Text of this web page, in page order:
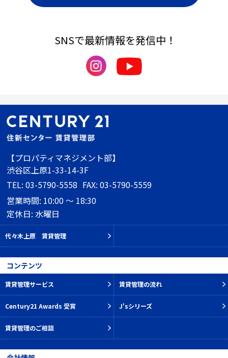
SNSで最新情報を発信中！
【プロパティマネジメント部】
渋谷区上原1-33-14-3F
TEL: 03-5790-5558 FAX: 03-5790-5559
営業時間: 10:00 ～ 18:30
定休日: 水曜日
代々木上原 賃貸管理
コンテンツ
賃貸管理サービス 賃貸管理の流れ
Century21 Awards 受賞 J'sシリーズ
賃貸管理のご相談